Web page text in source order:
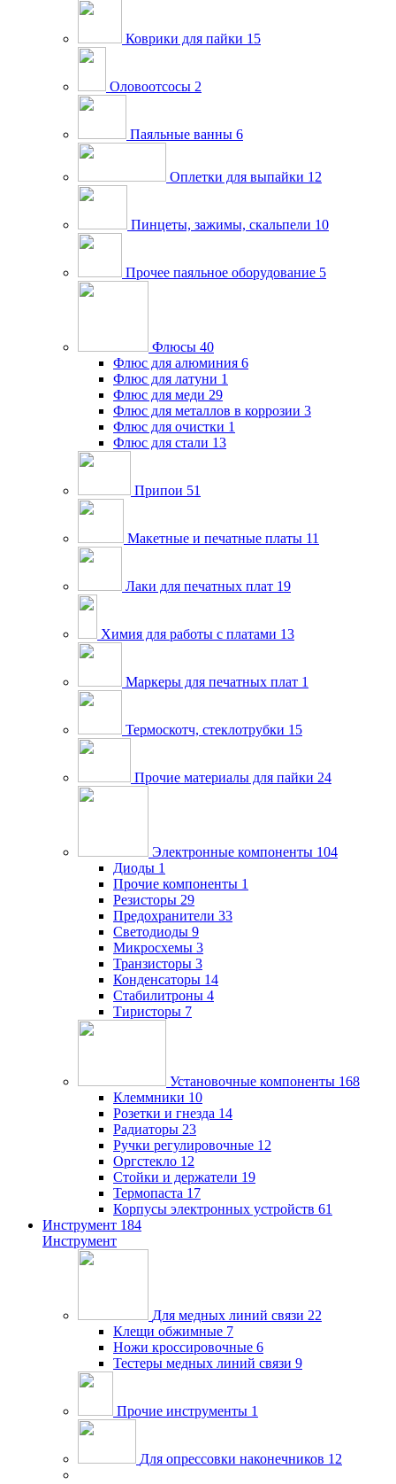
Коврики для пайки 15
Оловоотсосы 2
Паяльные ванны 6
Оплетки для выпайки 12
Пинцеты, зажимы, скальпели 10
Прочее паяльное оборудование 5
Флюсы 40
Флюс для алюминия 6
Флюс для латуни 1
Флюс для меди 29
Флюс для металлов в коррозии 3
Флюс для очистки 1
Флюс для стали 13
Припои 51
Макетные и печатные платы 11
Лаки для печатных плат 19
Химия для работы с платами 13
Маркеры для печатных плат 1
Термоскотч, стеклотрубки 15
Прочие материалы для пайки 24
Электронные компоненты 104
Диоды 1
Прочие компоненты 1
Резисторы 29
Предохранители 33
Светодиоды 9
Микросхемы 3
Транзисторы 3
Конденсаторы 14
Стабилитроны 4
Тиристоры 7
Установочные компоненты 168
Клеммники 10
Розетки и гнезда 14
Радиаторы 23
Ручки регулировочные 12
Оргстекло 12
Стойки и держатели 19
Термопаста 17
Корпусы электронных устройств 61
Инструмент 184
Инструмент
Для медных линий связи 22
Клещи обжимные 7
Ножи кроссировочные 6
Тестеры медных линий связи 9
Прочие инструменты 1
Для опрессовки наконечников 12